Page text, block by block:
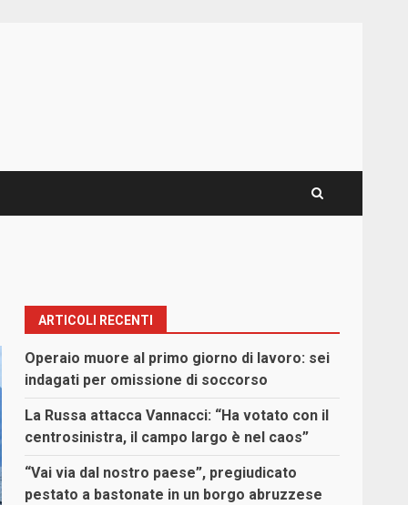
ARTICOLI RECENTI
Operaio muore al primo giorno di lavoro: sei
indagati per omissione di soccorso
La Russa attacca Vannacci: “Ha votato con il
centrosinistra, il campo largo è nel caos”
“Vai via dal nostro paese”, pregiudicato
pestato a bastonate in un borgo abruzzese